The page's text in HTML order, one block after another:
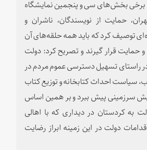
برخی بخش‌های سی‌ و پنجمین نمایشگاه
حمایت از نویسندگان، ناشران و
توصیف کرد که باید همه حلقه‌های آن
حمایت قرار گیرند و تصریح کرد: دولت
راستای تسهیل دسترسی عموم مردم در
سیاست احداث کتابخانه و توزیع کتاب
سرزمینی پیش ببرد و بر همین اساس
به کردستان در دیداری که با اهالی
دولت در این زمینه ابراز رضایت